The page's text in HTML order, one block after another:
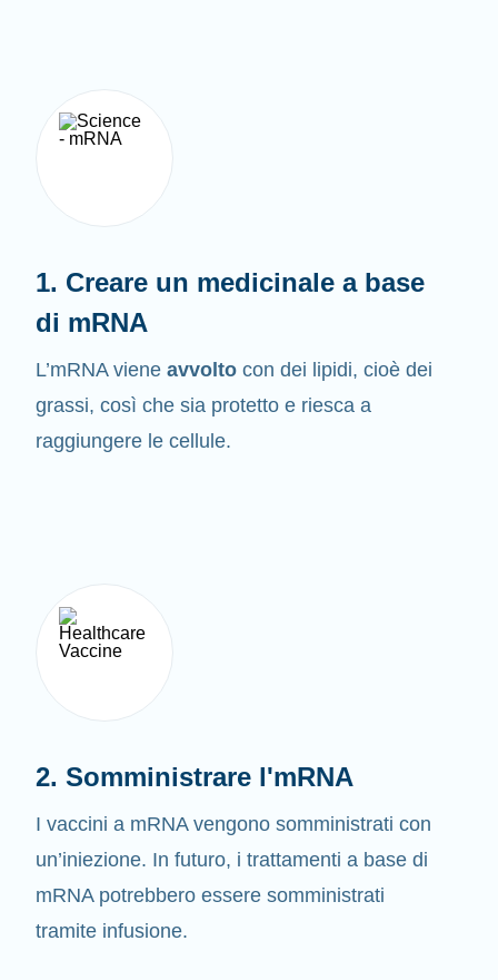
1. Creare un medicinale a base
di mRNA
L’mRNA viene avvolto con dei lipidi, cioè dei
grassi, così che sia protetto e riesca a
raggiungere le cellule.
2. Somministrare l'mRNA
I vaccini a mRNA vengono somministrati con
un’iniezione. In futuro, i trattamenti a base di
mRNA potrebbero essere somministrati
tramite infusione.